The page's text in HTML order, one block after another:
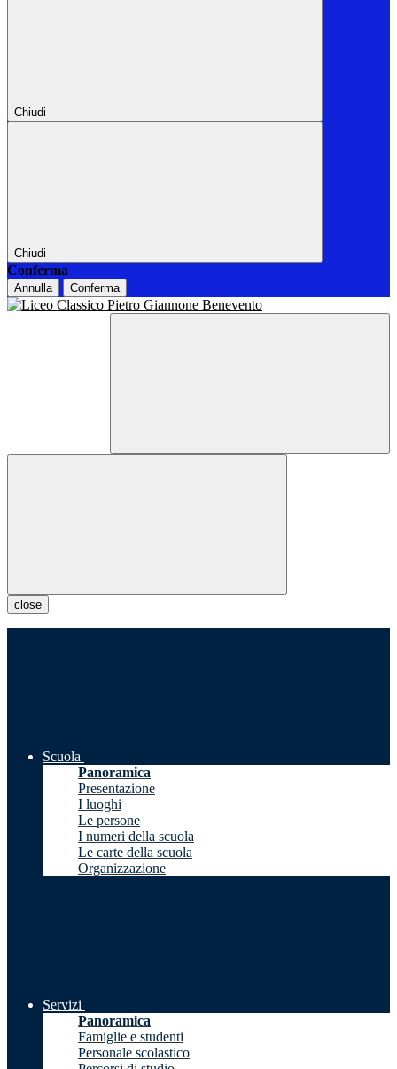
Chiudi
Chiudi
Conferma
Annulla Conferma
close
Scuola
Panoramica
Presentazione
I luoghi
Le persone
I numeri della scuola
Le carte della scuola
Organizzazione
Servizi
Panoramica
Famiglie e studenti
Personale scolastico